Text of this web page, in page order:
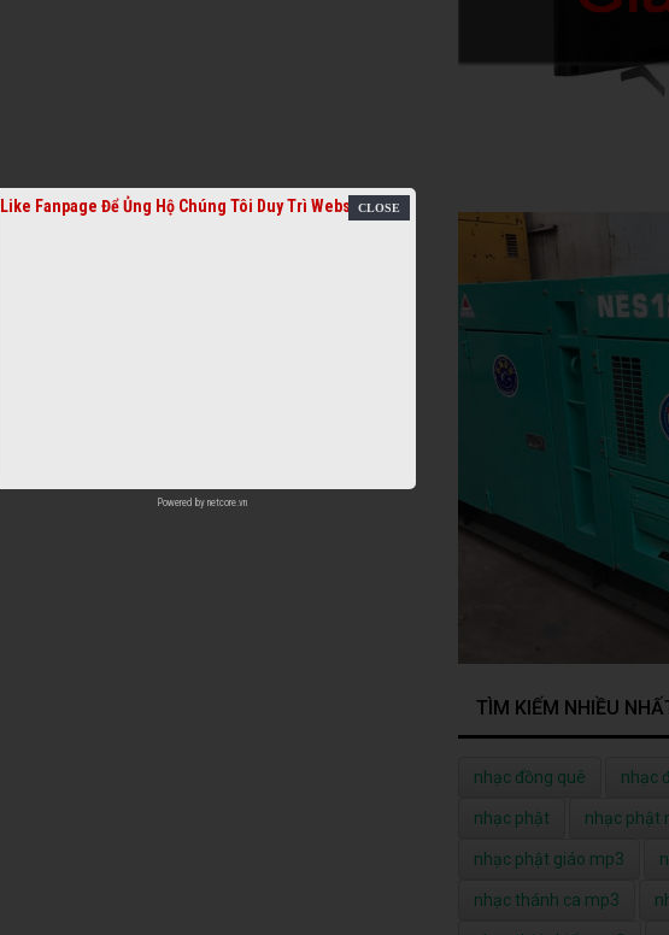
TÌM KIẾM NHIỀU
nhạc đồng quê nhạc
nhạc phật nhạc phật
nhạc phật giáo mp3
nhạc thánh ca mp3
Like Fanpage Để Ủng Hộ Chúng Tôi Duy Trì Website
Powered by netcore.vn